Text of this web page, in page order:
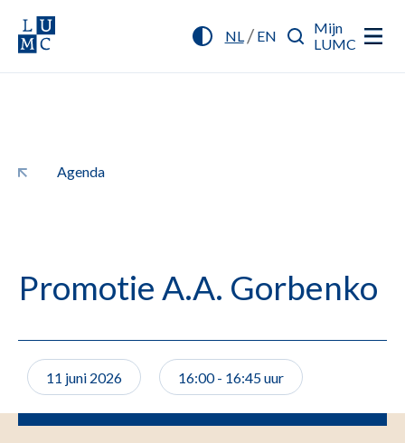
NL/ EN
Mijn
LUMC
Agenda
Promotie A.A. Gorbenko
11 juni 2026 16:00 - 16:45 uur